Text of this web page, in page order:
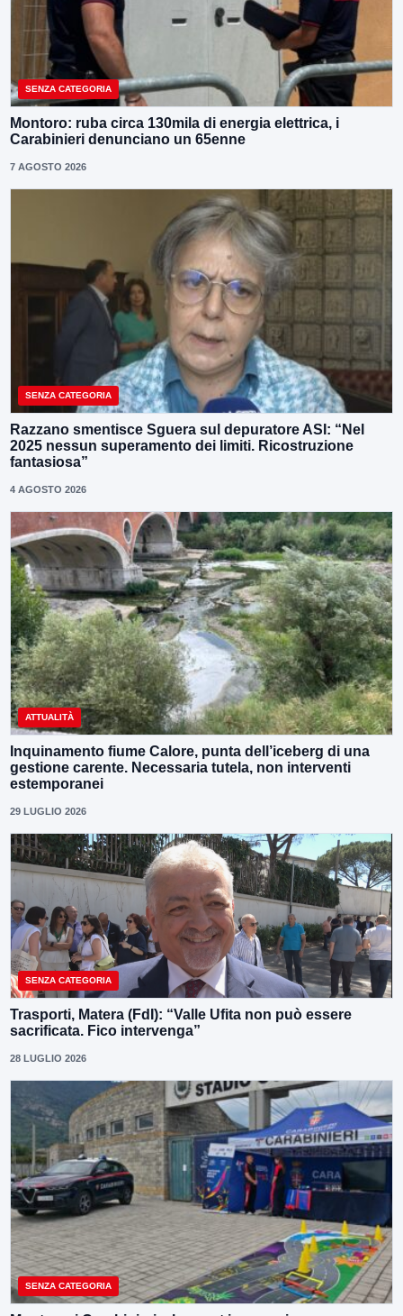
SENZA CATEGORIA
Montoro: ruba circa 130mila di energia elettrica, i
Carabinieri denunciano un 65enne
7 AGOSTO 2026
SENZA CATEGORIA
Razzano smentisce Sguera sul depuratore ASI: “Nel
2025 nessun superamento dei limiti. Ricostruzione
fantasiosa”
4 AGOSTO 2026
ATTUALITÀ
Inquinamento fiume Calore, punta dell’iceberg di una
gestione carente. Necessaria tutela, non interventi
estemporanei
29 LUGLIO 2026
SENZA CATEGORIA
Trasporti, Matera (FdI): “Valle Ufita non può essere
sacrificata. Fico intervenga”
28 LUGLIO 2026
SENZA CATEGORIA